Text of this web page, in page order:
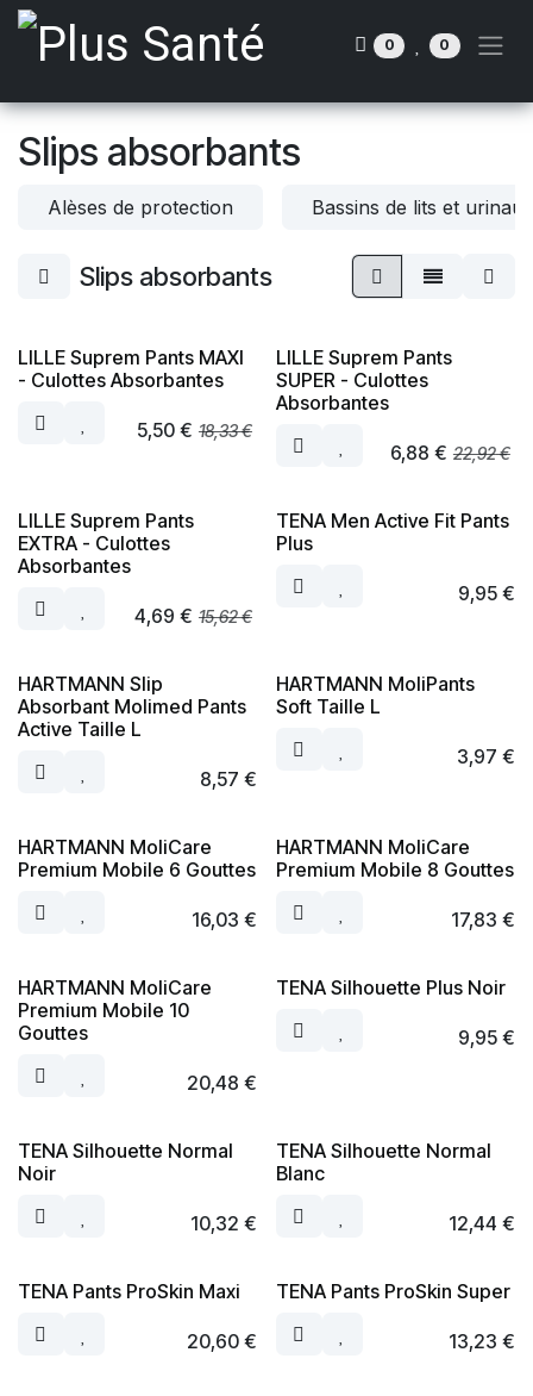
Se rendre au contenu
0 0
Slips absorbants
Alèses de protection Bassins de lits et urinaux
Slips absorbants
LILLE Suprem Pants MAXI
- Culottes Absorbantes
5,50€ 18,33€
LILLE Suprem Pants
SUPER - Culottes
Absorbantes
6,88 € 22,92€
LILLE Suprem Pants
EXTRA - Culottes
Absorbantes
4,69 € 15,62€
TENA Men Active Fit Pants
Plus
9,95€
HARTMANN Slip
Absorbant Molimed Pants
Active Taille L
8,57 €
HARTMANN MoliPants
Soft Taille L
3,97 €
HARTMANN MoliCare
Premium Mobile 6 Gouttes
16,03 €
HARTMANN MoliCare
Premium Mobile 8 Gouttes
17,83 €
HARTMANN MoliCare
Premium Mobile 10
Gouttes
20,48 €
TENA Silhouette Plus Noir
9,95€
TENA Silhouette Normal
Noir
10,32 €
TENA Silhouette Normal
Blanc
12,44 €
TENA Pants ProSkin Maxi
20,60€
TENA Pants ProSkin Super
13,23 €